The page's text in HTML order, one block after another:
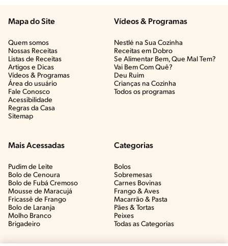
Mapa do Site
Quem somos
Nossas Receitas
Listas de Receitas​
Artigos e Dicas​
Vídeos & Programas​
Área do usuário
Fale Conosco
Acessibilidade
Regras da Casa
Sitemap
Vídeos & Programas​
Nestlé na Sua Cozinha
Receitas em Dobro
Se Alimentar Bem, Que Mal Tem?​
Vai Bem Com Quê?​
Deu Ruim​
Crianças na Cozinha​
Todos os programas
Mais Acessadas
Pudim de Leite
Bolo de Cenoura
Bolo de Fubá Cremoso
Mousse de Maracujá
Fricassê de Frango
Bolo de Laranja
Molho Branco
Brigadeiro
Categorias
Bolos
Sobremesas
Carnes Bovinas​
Frango & Aves​
Macarrão & Pasta​
Pães & Tortas​
Peixes
Todas as Categorias